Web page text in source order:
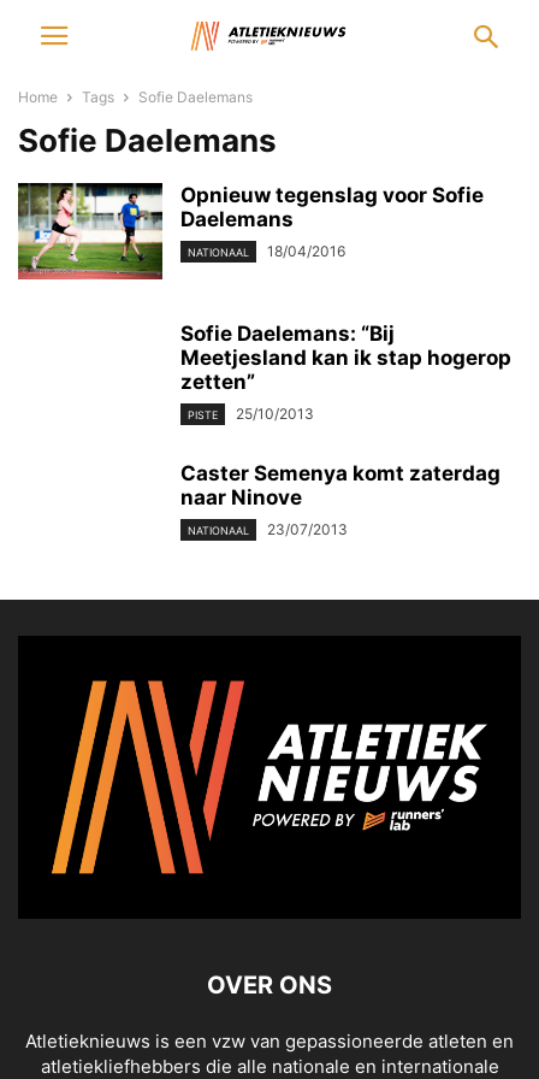
Home Tags Sofie Daelemans
Sofie Daelemans
Opnieuw tegenslag voor Sofie
Daelemans
NATIONAAL 18/04/2016
Sofie Daelemans: “Bij
Meetjesland kan ik stap hogerop
zetten”
PISTE 25/10/2013
Caster Semenya komt zaterdag
naar Ninove
NATIONAAL 23/07/2013
OVER ONS
Atletieknieuws is een vzw van gepassioneerde atleten en
atletiekliefhebbers die alle nationale en internationale